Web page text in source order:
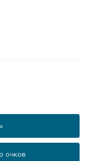
очков